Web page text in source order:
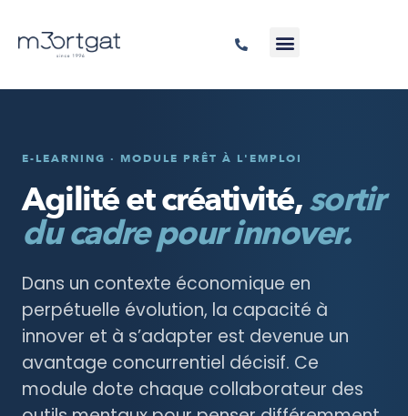
E-LEARNING · MODULE PRÊT À L'EMPLOI
Agilité et créativité,sortir
du cadre pour innover.
Dans un contexte économique en
perpétuelle évolution, la capacité à
innover et à s’adapter est devenue un
avantage concurrentiel décisif. Ce
module dote chaque collaborateur des